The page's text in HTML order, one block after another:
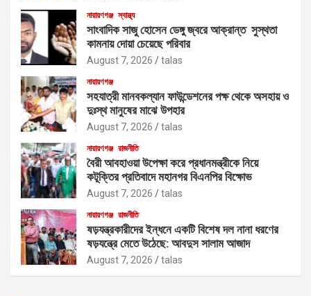
নারায়ণগঞ্জ স্বাস্থ্য
সাংবাদিক সাজু হোসেন ডেঙ্গু জ্বরে আক্রান্ত সুস্থতা
কামনায় দোয়া চেয়েছে পরিবার
August 7, 2026 talas
নারায়ণগঞ্জ
সহযাত্রী মানবকল্যান ফাউন্ডেশনের পক্ষ থেকে অসহায় ও
দুঃস্থ মানুষের মাঝে উপহার
August 7, 2026 talas
নারায়ণগঞ্জ রাজনীতি
বৈরী আবহাওয়া উপেক্ষা করে প্রধানমন্ত্রীকে নিয়ে
কটূক্তির প্রতিবাদে মহানগর বিএনপির বিক্ষোভ
August 7, 2026 talas
নারায়ণগঞ্জ রাজনীতি
ষড়যন্ত্রকারীদের ইন্ধনে একটি বিশেষ দল নানা ধরণের
ষড়যন্ত্রে মেতে উঠেছে: আবদুস সালাম আজাদ
August 7, 2026 talas